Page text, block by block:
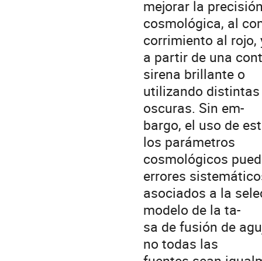
mejorar la
cosmológica, al
corrimiento al rojo,
a partir de una
sirena brillante o
utilizando
oscuras. Sin em-
bargo, el uso de
los parámetros
cosmológicos
errores
asociados a la
modelo de la ta-
sa de fusión de
no todas las